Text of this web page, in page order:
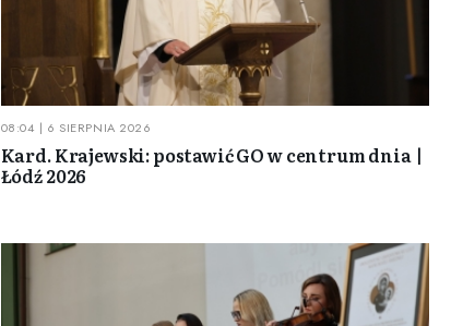
08:04 | 6 SIERPNIA 2026
Kard. Krajewski: postawić GO w centrum dnia |
Łódź 2026